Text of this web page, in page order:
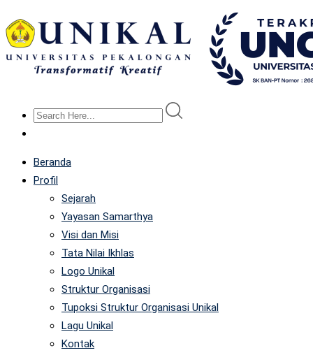
Beranda
Profil
Sejarah
Yayasan Samarthya
Visi dan Misi
Tata Nilai Ikhlas
Logo Unikal
Struktur Organisasi
Tupoksi Struktur Organisasi Unikal
Lagu Unikal
Kontak